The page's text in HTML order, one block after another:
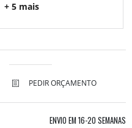
+ 5 mais
PEDIR ORÇAMENTO
ENVIO EM 16-20 SEMANAS